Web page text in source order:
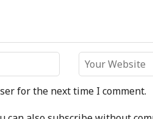
for the next time I comment.